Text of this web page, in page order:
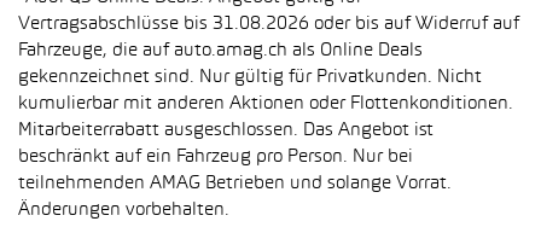
Vertragsabschlüsse bis 31.08.2026 oder bis auf Widerruf auf
Fahrzeuge, die auf auto.amag.ch als Online Deals
gekennzeichnet sind. Nur gültig für Privatkunden. Nicht
kumulierbar mit anderen Aktionen oder Flottenkonditionen.
Mitarbeiterrabatt ausgeschlossen. Das Angebot ist
beschränkt auf ein Fahrzeug pro Person. Nur bei
teilnehmenden AMAG Betrieben und solange Vorrat.
Änderungen vorbehalten.